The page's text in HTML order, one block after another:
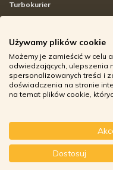
+
Turbokurier
Adresy sklepów
Godziny otwarcia sklepów
Aplikacja zoozone.pl
Zwroty i reklamacje
Używamy plików cookie
Możemy je zamieścić w celu
odwiedzających, ulepszenia
spersonalizowanych treści i
doświadczenia na stronie
na temat plików cookie,
Dostosuj